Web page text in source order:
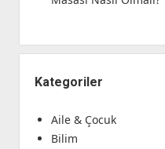
Kategoriler
Aile & Çocuk
Bilim